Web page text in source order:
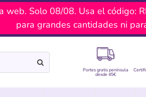
web. Solo 08/08. Usa el
para grandes cantidades ni
Portes gratis península
desde 45€